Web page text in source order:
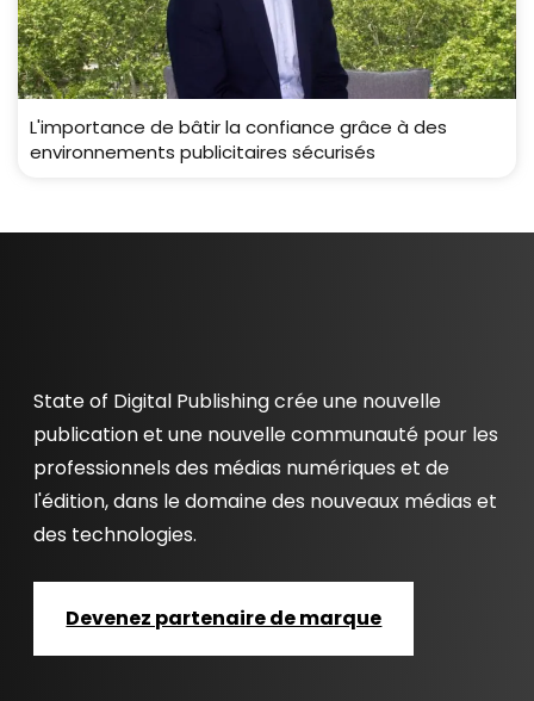
L'importance de bâtir la confiance grâce à des
environnements publicitaires sécurisés
State of Digital Publishing crée une nouvelle
publication et une nouvelle communauté pour les
professionnels des médias numériques et de
l'édition, dans le domaine des nouveaux médias et
des technologies.
Devenez partenaire de marque